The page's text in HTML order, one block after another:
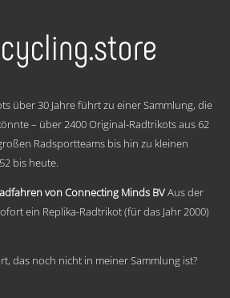
Varianten
können
auf
der
Produktseite
über 30 Jahre führt zu einer Sammlung, die
– über 2400 Original-Radtrikots aus 62
Radsportteams bis hin zu kleinen
bis heute.
von Connecting Minds BVAus der
ein Replika-Radtrikot (für das Jahr 2000)
das noch nicht in meiner Sammlung ist?